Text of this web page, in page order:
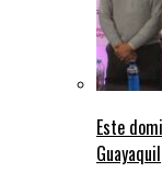
Este
Guayaquil